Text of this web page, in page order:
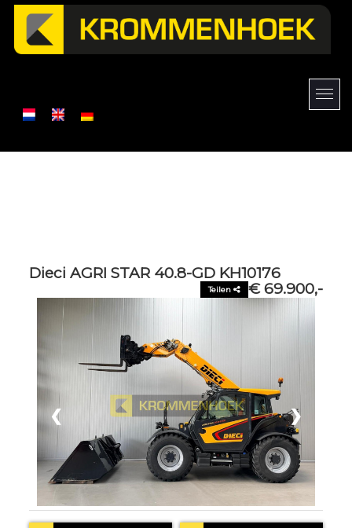
Dieci AGRI STAR 40.8-GD KH10176
€ 69.900,-
Teilen
❮ ❯